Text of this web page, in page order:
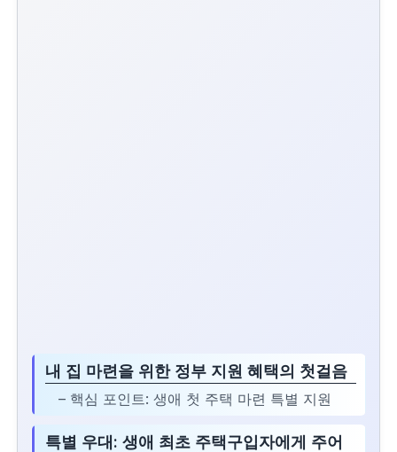
내 집 마련을 위한 정부 지원 혜택의 첫걸음
– 핵심 포인트: 생애 첫 주택 마련 특별 지원
특별 우대: 생애 최초 주택구입자에게 주어